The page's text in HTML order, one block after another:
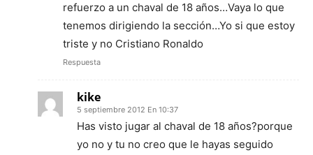
refuerzo a un chaval de 18 años…Vaya lo que
tenemos dirigiendo la sección…Yo si que estoy
triste y no Cristiano Ronaldo
Respuesta
kike
5 septiembre 2012 En 10:37
Has visto jugar al chaval de 18 años?porque
yo no y tu no creo que le hayas seguido